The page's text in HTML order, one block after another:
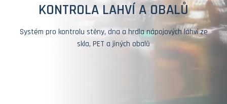
KONTROLA LAHVÍ A OBALŮ
Systém pro kontrolu stěny, dna a hrdla nápojových láhví ze
skla, PET a jiných obalů